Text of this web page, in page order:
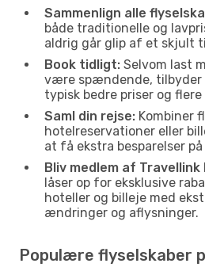
Sammenlign alle
både traditionelle og
aldrig går glip af et skjult
Book tidligt: Selvom last
være spændende,
typisk bedre priser og
Saml din rejse: Kombiner
hotelreservationer eller
at få ekstra besparelser
Bliv medlem af Travellink
låser op for eksklusive
hoteller og billeje med
ændringer og aflysninger.
Populære flyselskaber